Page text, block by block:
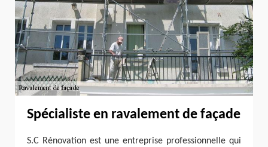
Spécialiste en ravalement de façade
S.C Rénovation est une entreprise professionnelle qui